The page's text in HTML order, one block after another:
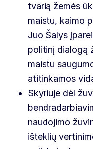
tvarią žemės
maistu, kaimo
Juo Šalys
politinį dialogą
maistu
atitinkamos
Skyriuje dėl
naudojimo
išteklių